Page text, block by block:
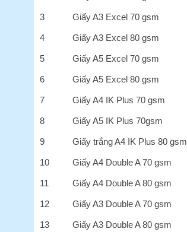
3 Giấy A3 Excel 70 gsm
4 Giấy A3 Excel 80 gsm
5 Giấy A5 Excel 70 gsm
6 Giấy A5 Excel 80 gsm
7 Giấy A4 IK Plus 70 gsm
8 Giấy A5 IK Plus 70gsm
9 Giấy trắng A4 IK Plus 80 gsm
10 Giấy A4 Double A 70 gsm
11 Giấy A4 Double A 80 gsm
12 Giấy A3 Double A 70 gsm
13 Giấy A3 Double A 80 gsm